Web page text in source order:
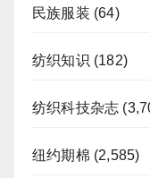
民族服装 (64)
纺织知识 (182)
纺织科技杂志
纽约期棉 (2,585)